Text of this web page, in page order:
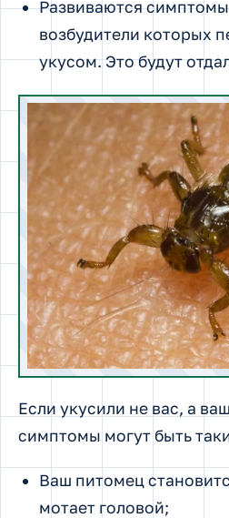
Развиваются
возбудители которых
укусом. Это будут
Если укусили не вас, а
симптомы могут быть
Ваш питомец
мотает головой;